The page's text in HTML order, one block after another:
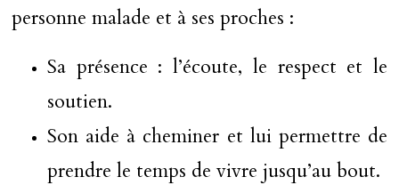
personne malade et à ses proches :
Sa présence : l’écoute, le respect et le
soutien.
Son aide à cheminer et lui permettre de
prendre le temps de vivre jusqu’au bout.